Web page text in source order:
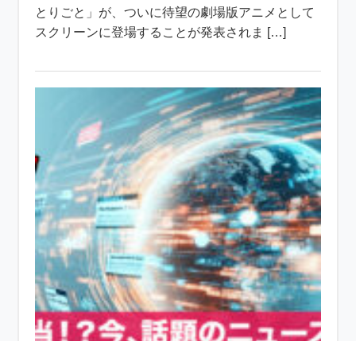
とりごと」が、ついに待望の劇場版アニメとして
スクリーンに登場することが発表されま […]